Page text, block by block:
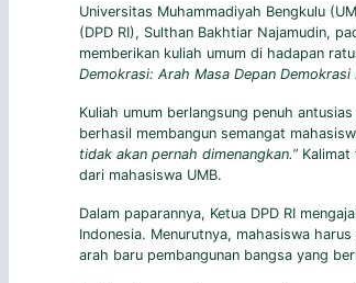
Universitas Muhammadiyah Bengkulu
(DPD RI), Sulthan Bakhtiar Najamudin,
memberikan kuliah umum di hadapan
Demokrasi: Arah Masa Depan Demokrasi
Kuliah umum berlangsung penuh
berhasil membangun semangat
tidak akan pernah dimenangkan.” Kalimat
dari mahasiswa UMB.
Dalam paparannya, Ketua DPD RI
Indonesia. Menurutnya, mahasiswa
arah baru pembangunan bangsa yang